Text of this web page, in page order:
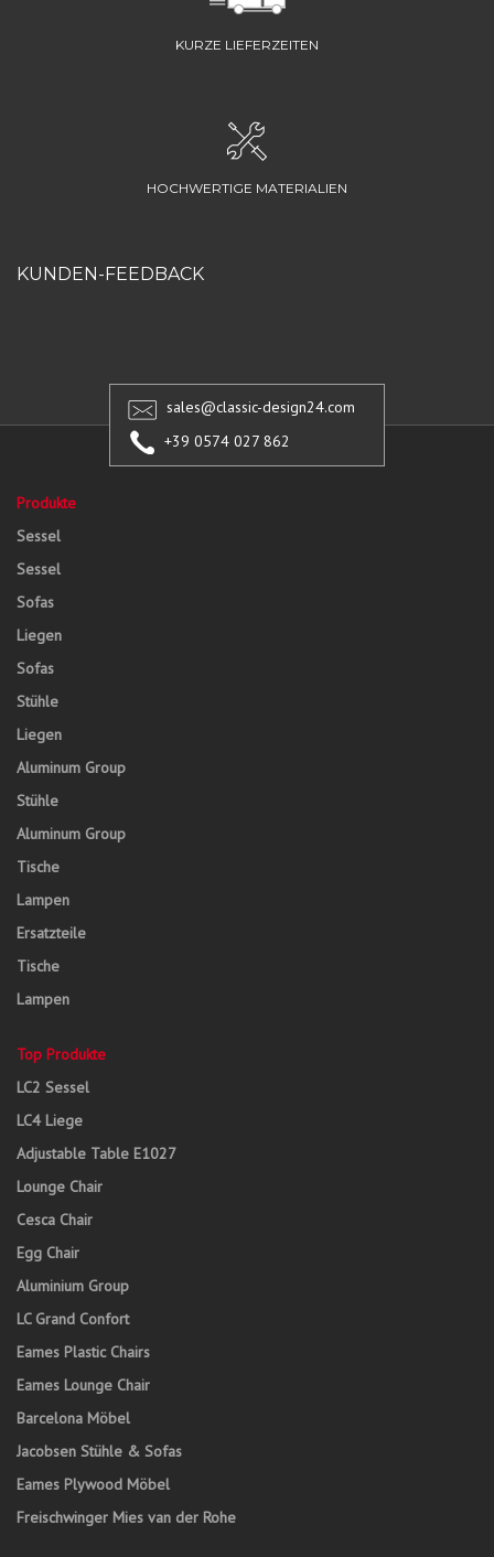
KURZE LIEFERZEITEN
HOCHWERTIGE MATERIALIEN
KUNDEN-FEEDBACK
sales@classic-design24.com
+39 0574 027 862
Produkte
Sessel
Sessel
Sofas
Liegen
Sofas
Stühle
Liegen
Aluminum Group
Stühle
Aluminum Group
Tische
Lampen
Ersatzteile
Tische
Lampen
Top Produkte
LC2 Sessel
LC4 Liege
Adjustable Table E1027
Lounge Chair
Cesca Chair
Egg Chair
Aluminium Group
LC Grand Confort
Eames Plastic Chairs
Eames Lounge Chair
Barcelona Möbel
Jacobsen Stühle & Sofas
Eames Plywood Möbel
Freischwinger Mies van der Rohe